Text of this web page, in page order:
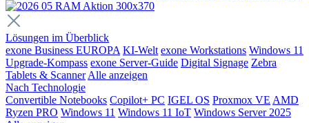
Lösungen im Überblick
exone Business EUROPA KI-Welt exone Workstations Windows 11
Upgrade-Kompass exone Server-Guide Digital Signage Zebra
Tablets & Scanner Alle anzeigen
Nach Technologie
Convertible Notebooks Copilot+ PC IGEL OS Proxmox VE AMD
Ryzen PRO Windows 11 Windows 11 IoT Windows Server 2025